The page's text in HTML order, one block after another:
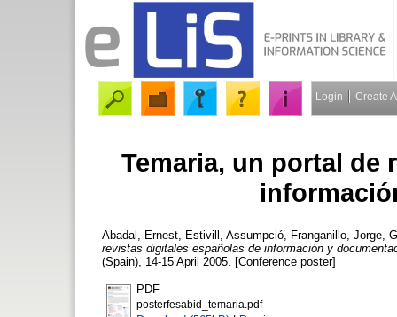
Login Create
Temaria, un portal de
Abadal, Ernest Estivill, Assumpció Franganillo, Jorge
revistas digitales españolas de información y
(Spain), 14-15 April 2005. [Conference poster]
PDF
posterfesabid_temaria.pdf